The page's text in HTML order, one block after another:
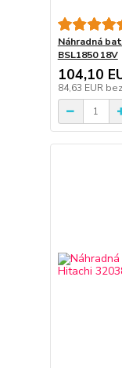
Náhradná
BSL1850 18V
104,10
84,63 EUR